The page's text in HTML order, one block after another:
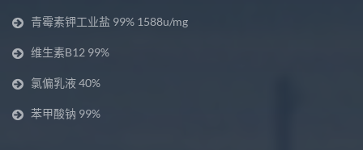
青霉素钾工业盐 99% 1588u/mg
维生素B12 99%
氯偏乳液 40%
苯甲酸钠 99%